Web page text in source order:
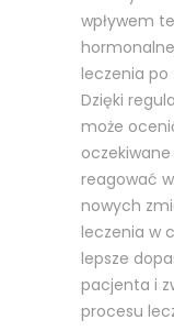
wpływem
leczenia po
Dzięki
może
reagować
nowych
leczenia w
lepsze
pacjenta i
procesu